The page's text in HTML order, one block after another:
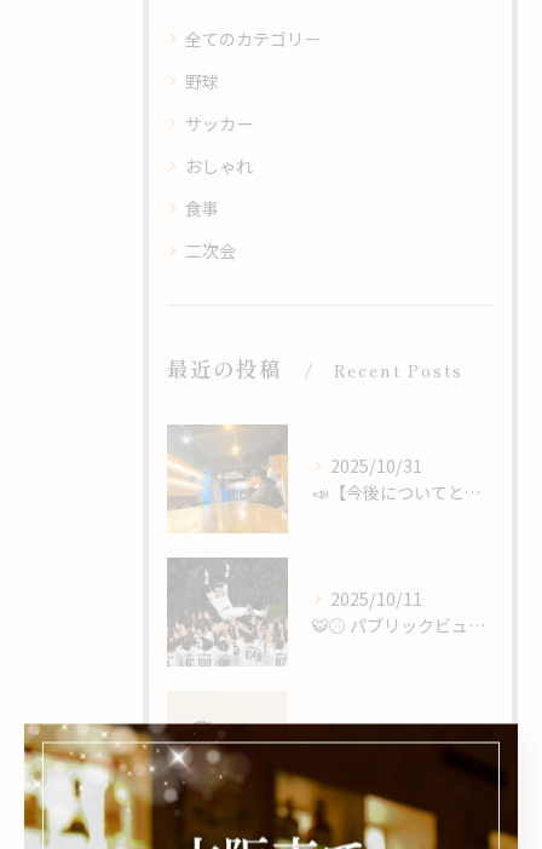
全てのカテゴリー
野球
サッカー
おしゃれ
食事
二次会
最近の投稿 Recent Posts
2025/10/31
📣【今後についてと、心からのありがとうを】
2025/10/11
🐯⚾️ パブリックビューイング開催 ⚾️🐯
2025/10/03
📢【閉店のお知らせ】